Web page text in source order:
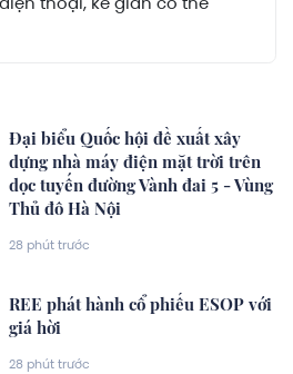
Đại biểu Quốc hội đề xuất xây
dựng nhà máy điện mặt trời trên
dọc tuyến đường Vành đai 5 - Vùng
Thủ đô Hà Nội
28 phút trước
REE phát hành cổ phiếu ESOP với
giá hời
28 phút trước